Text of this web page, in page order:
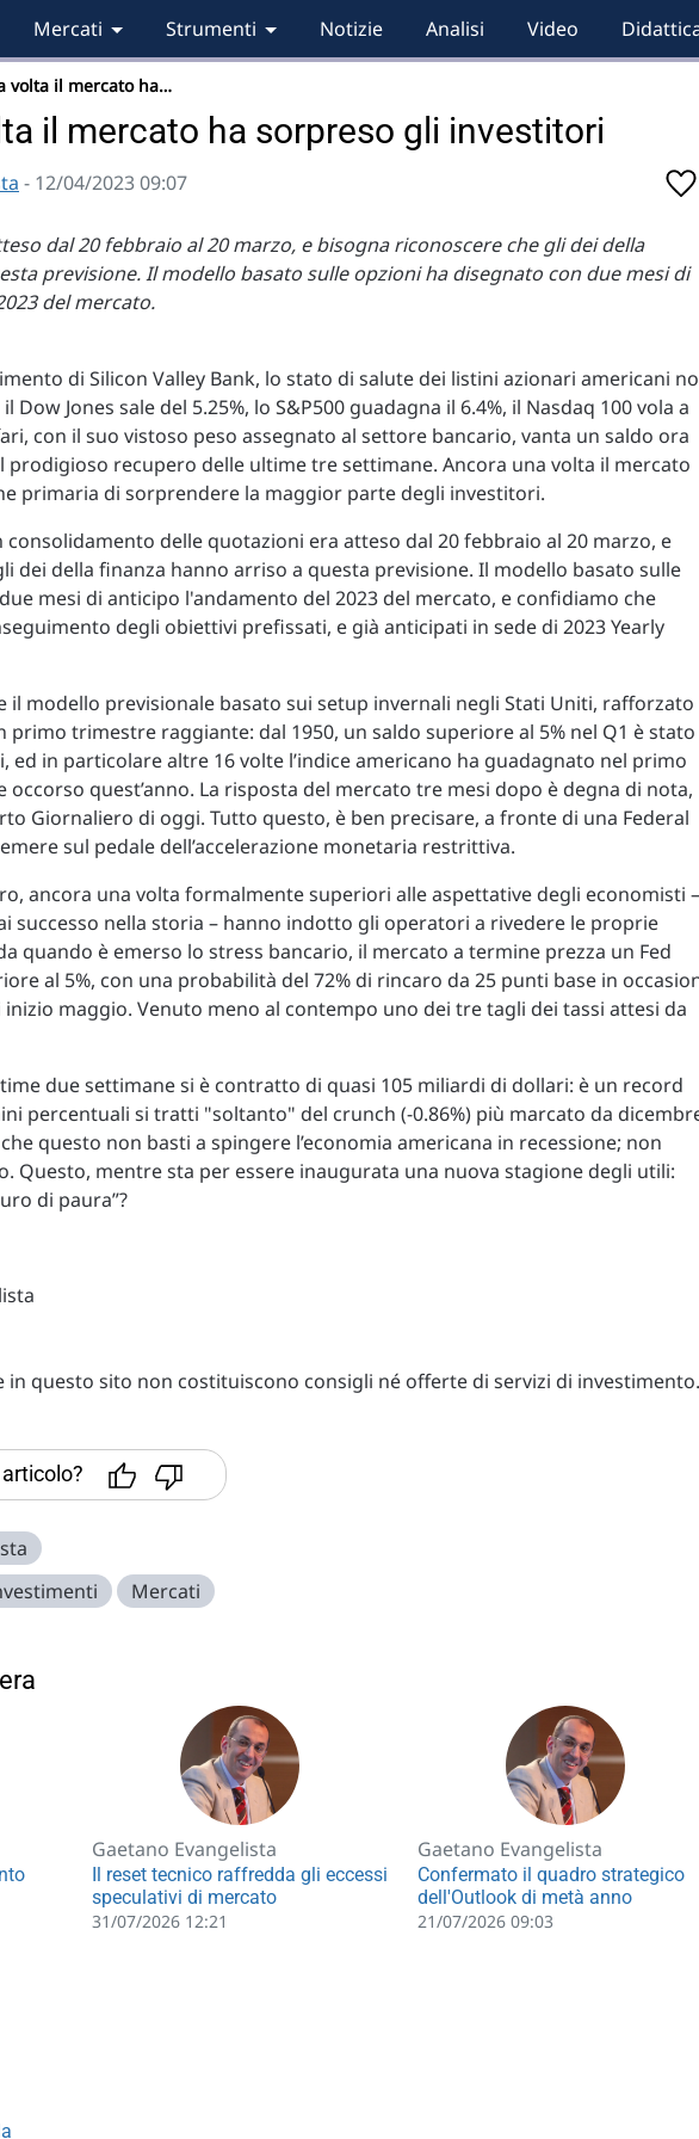
Mercati Strumenti Notizie Analisi Video
volta il mercato ha…
il mercato ha sorpreso gli investitori
- 12/04/2023 09:07
dal 20 febbraio al 20 marzo, e bisogna riconoscere che gli dei della
previsione. Il modello basato sulle opzioni ha disegnato con due mesi di
del mercato.
di Silicon Valley Bank, lo stato di salute dei listini azionari americani
Jones sale del 5.25%, lo S&P500 guadagna il 6.4%, il Nasdaq 100 vola a
con il suo vistoso peso assegnato al settore bancario, vanta un saldo ora
prodigioso recupero delle ultime tre settimane. Ancora una volta il mercato
primaria di sorprendere la maggior parte degli investitori.
delle quotazioni era atteso dal 20 febbraio al 20 marzo, e
dei della finanza hanno arriso a questa previsione. Il modello basato sulle
mesi di anticipo l'andamento del 2023 del mercato, e confidiamo che
degli obiettivi prefissati, e già anticipati in sede di 2023 Yearly
il modello previsionale basato sui setup invernali negli Stati Uniti, rafforzato
primo trimestre raggiante: dal 1950, un saldo superiore al 5% nel Q1 è stato
ed in particolare altre 16 volte l’indice americano ha guadagnato nel primo
occorso quest’anno. La risposta del mercato tre mesi dopo è degna di nota,
Giornaliero di oggi. Tutto questo, è ben precisare, a fronte di una Federal
sul pedale dell’accelerazione monetaria restrittiva.
ancora una volta formalmente superiori alle aspettative degli economisti –
successo nella storia – hanno indotto gli operatori a rivedere le proprie
quando è emerso lo stress bancario, il mercato a termine prezza un Fed
al 5%, con una probabilità del 72% di rincaro da 25 punti base in
maggio. Venuto meno al contempo uno dei tre tagli dei tassi attesi da
due settimane si è contratto di quasi 105 miliardi di dollari: è un record
percentuali si tratti "soltanto" del crunch (-0.86%) più marcato da
questo non basti a spingere l’economia americana in recessione; non
Questo, mentre sta per essere inaugurata una nuova stagione degli utili:
di paura”?
questo sito non costituiscono consigli né offerte di servizi di investimento.
Mercati
Gaetano Evangelista
Il reset tecnico raffredda gli eccessi
speculativi di mercato
31/07/2026 12:21
Gaetano Evangelista
Confermato il quadro strategico
dell'Outlook di metà anno
21/07/2026 09:03